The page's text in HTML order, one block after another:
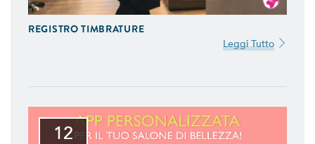
REGISTRO TIMBRATURE
Leggi Tutto
12